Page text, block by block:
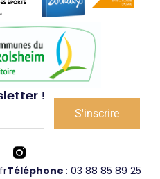
!
Téléphone : 03 88 85 89 25